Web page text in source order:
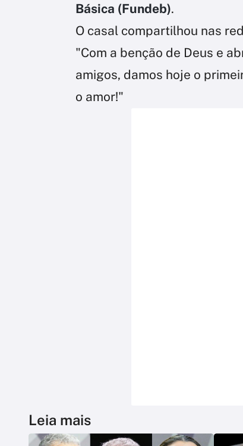
Básica (Fundeb).
O casal compartilhou nas
"Com a benção de Deus e
amigos, damos hoje o
o amor!"
Leia mais